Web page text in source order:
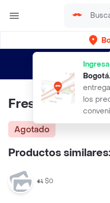
Bogotá.
los
envíos gratis
Fresas Turbo
Agotado
Productos similares:
$0